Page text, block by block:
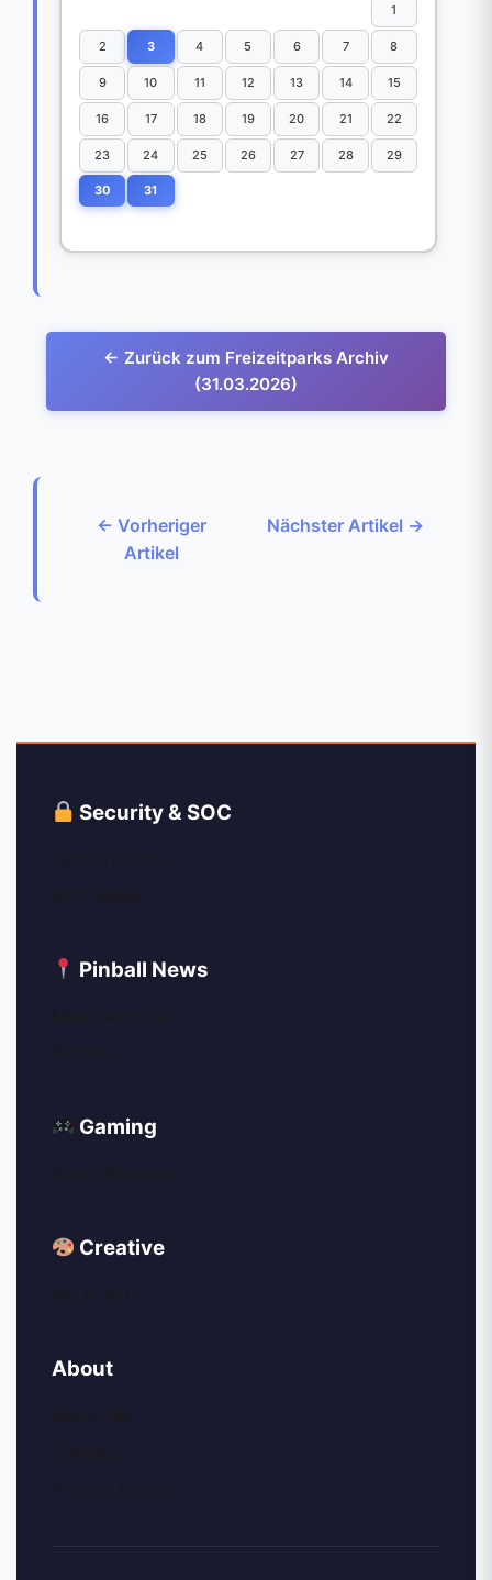
1
2 3 4 5 6 7 8
9 10 11 12 13 14 15
16 17 18 19 20 21 22
23 24 25 26 27 28 29
30 31
← Zurück zum Freizeitparks Archiv
(31.03.2026)
← Vorheriger
Artikel
Nächster Artikel →
Security & SOC
Pinball News
Gaming
Creative
About